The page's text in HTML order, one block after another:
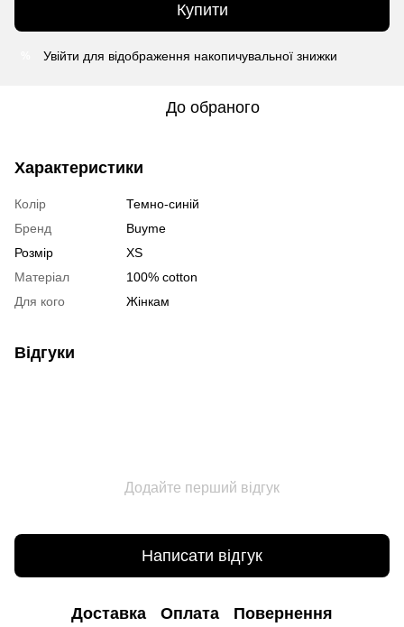
Купити
Увійти для відображення накопичувальної знижки
До обраного
Характеристики
Колір
Темно-синій
Бренд
Buyme
Розмір
XS
Матеріал
100% cotton
Для кого
Жінкам
Відгуки
Додайте перший відгук
Написати відгук
Доставка Оплата Повернення